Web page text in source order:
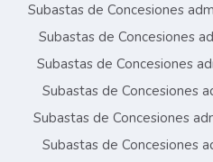
Subastas de Concesiones
Subastas de Concesiones
Subastas de Concesiones
Subastas de Concesiones
Subastas de Concesiones
Subastas de Concesiones